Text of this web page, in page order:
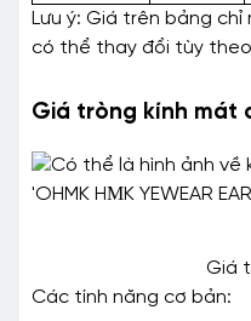
Lưu ý: Giá trên bảng
có thể thay đổi tùy
Giá tròng kính mát
Giá tròng
Các tính năng cơ bản: